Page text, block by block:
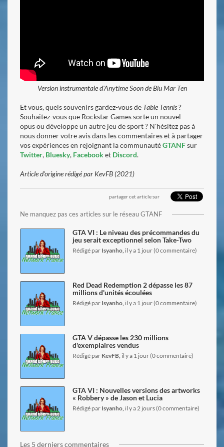
Version instrumentale d'Anytime Soon de Blu Mar Ten
Et vous, quels souvenirs gardez-vous de Table Tennis?
Souhaitez-vous que Rockstar Games sorte un nouvel
opus ou développe un autre jeu de sport ? N'hésitez pas à
nous donner votre avis dans les commentaires et à partager
vos expériences en rejoignant la communautéGTANFsur
Twitter, Bluesky, Facebooket Discord.
Article d'origine rédigé par KevFB (2021)
partager cet article sur
Ne manquez pas ces articles sur le réseau GTANF
lire l'article
GTA VI : Le niveau des précommandes du
jeu serait exceptionnel selon Take-Two
Rédigé par Isyanho, il y a 1 jour (0 commentaire)
lire l'article
Red Dead Redemption 2 dépasse les 87
millions d'unités écoulées
Rédigé par Isyanho, il y a 1 jour (0 commentaire)
lire l'article
GTA V dépasse les 230 millions
d'exemplaires vendus
Rédigé par KevFB, il y a 1 jour (0 commentaire)
lire l'article
GTA VI : Nouvelles versions des artworks
« Robbery » de Jason et Lucia
Rédigé par Isyanho, il y a 2 jours (0 commentaire)
Les 5 derniers commentaires